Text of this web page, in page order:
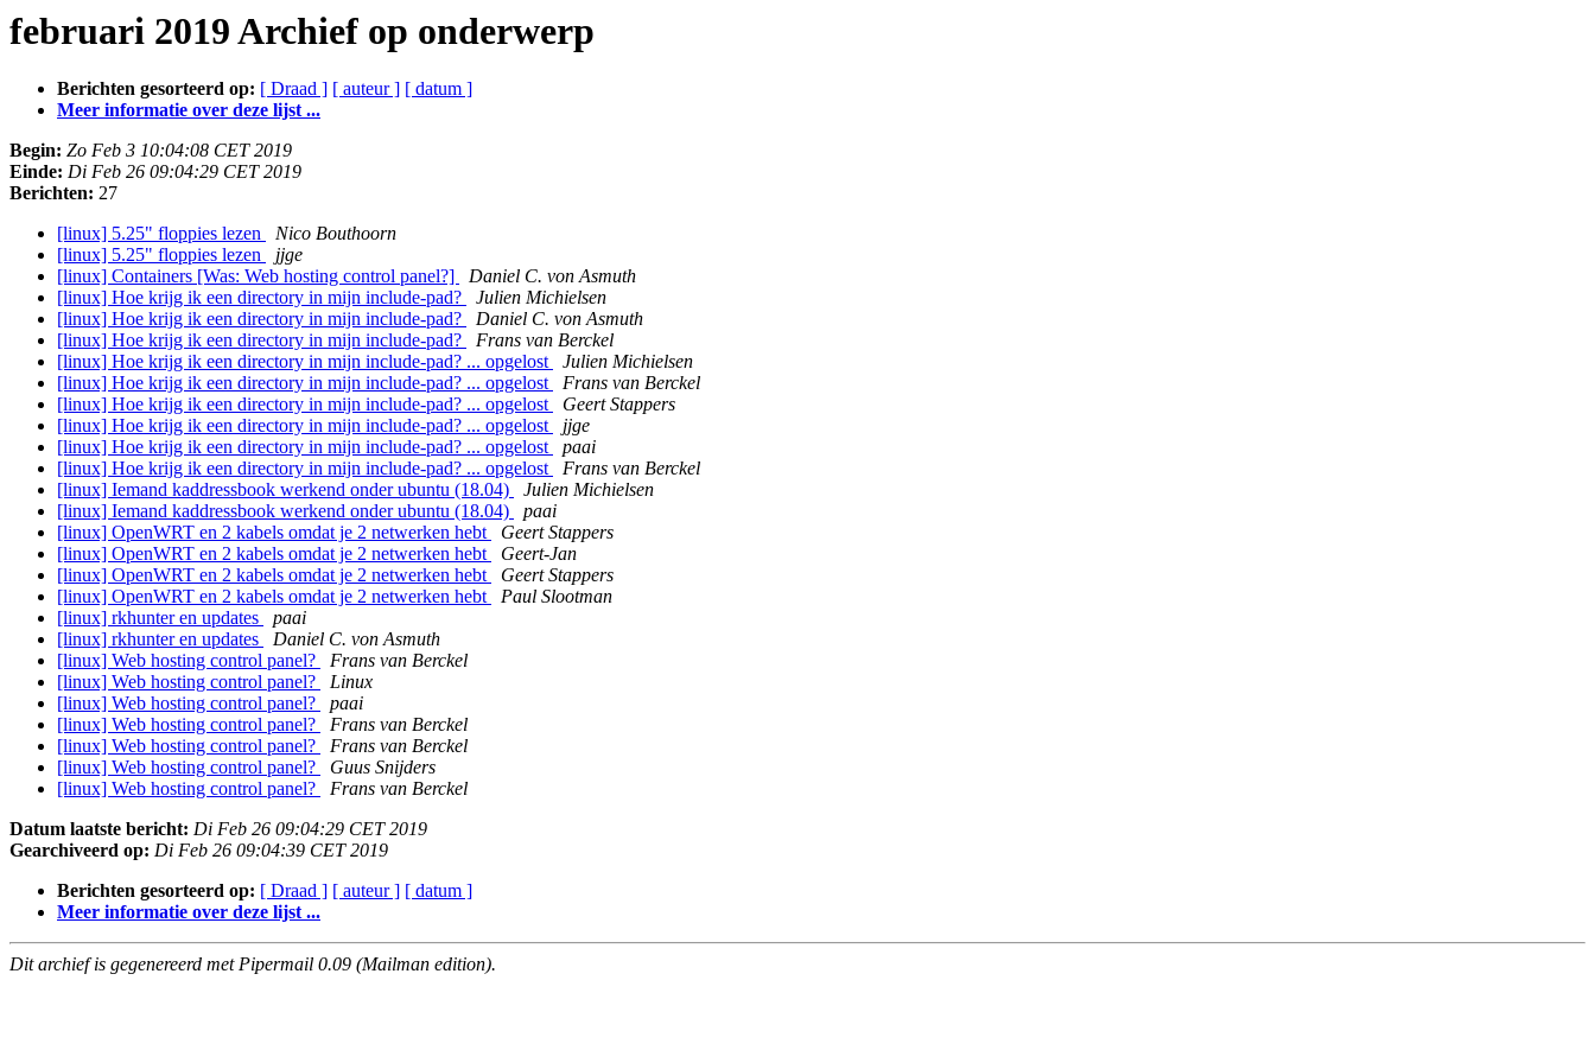
februari 2019 Archief op onderwerp
Berichten gesorteerd op: [ Draad ] [ auteur ] [ datum ]
Meer informatie over deze lijst ...
Begin: Zo Feb 3 10:04:08 CET 2019
Einde: Di Feb 26 09:04:29 CET 2019
Berichten: 27
[linux] 5.25" floppies lezen
Nico Bouthoorn
[linux] 5.25" floppies lezen
jjge
[linux] Containers [Was: Web hosting control panel?]
Daniel C. von Asmuth
[linux] Hoe krijg ik een directory in mijn include-pad?
Julien Michielsen
[linux] Hoe krijg ik een directory in mijn include-pad?
Daniel C. von Asmuth
[linux] Hoe krijg ik een directory in mijn include-pad?
Frans van Berckel
[linux] Hoe krijg ik een directory in mijn include-pad? ... opgelost
Julien Michielsen
[linux] Hoe krijg ik een directory in mijn include-pad? ... opgelost
Frans van Berckel
[linux] Hoe krijg ik een directory in mijn include-pad? ... opgelost
Geert Stappers
[linux] Hoe krijg ik een directory in mijn include-pad? ... opgelost
jjge
[linux] Hoe krijg ik een directory in mijn include-pad? ... opgelost
paai
[linux] Hoe krijg ik een directory in mijn include-pad? ... opgelost
Frans van Berckel
[linux] Iemand kaddressbook werkend onder ubuntu (18.04)
Julien Michielsen
[linux] Iemand kaddressbook werkend onder ubuntu (18.04)
paai
[linux] OpenWRT en 2 kabels omdat je 2 netwerken hebt
Geert Stappers
[linux] OpenWRT en 2 kabels omdat je 2 netwerken hebt
Geert-Jan
[linux] OpenWRT en 2 kabels omdat je 2 netwerken hebt
Geert Stappers
[linux] OpenWRT en 2 kabels omdat je 2 netwerken hebt
Paul Slootman
[linux] rkhunter en updates
paai
[linux] rkhunter en updates
Daniel C. von Asmuth
[linux] Web hosting control panel?
Frans van Berckel
[linux] Web hosting control panel?
Linux
[linux] Web hosting control panel?
paai
[linux] Web hosting control panel?
Frans van Berckel
[linux] Web hosting control panel?
Frans van Berckel
[linux] Web hosting control panel?
Guus Snijders
[linux] Web hosting control panel?
Frans van Berckel
Datum laatste bericht: Di Feb 26 09:04:29 CET 2019
Gearchiveerd op: Di Feb 26 09:04:39 CET 2019
Berichten gesorteerd op: [ Draad ] [ auteur ] [ datum ]
Meer informatie over deze lijst ...
Dit archief is gegenereerd met Pipermail 0.09 (Mailman edition).